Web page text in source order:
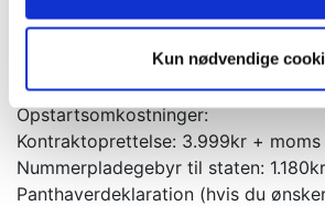
Kun nødvendige
Inklusiv i tilbuddet:
- Mulighed for garanti
Opstartsomkostninger:
Kontraktoprettelse: 3.999kr + moms
Nummerpladegebyr til staten: 1.180kr
Panthaverdeklaration (hvis du